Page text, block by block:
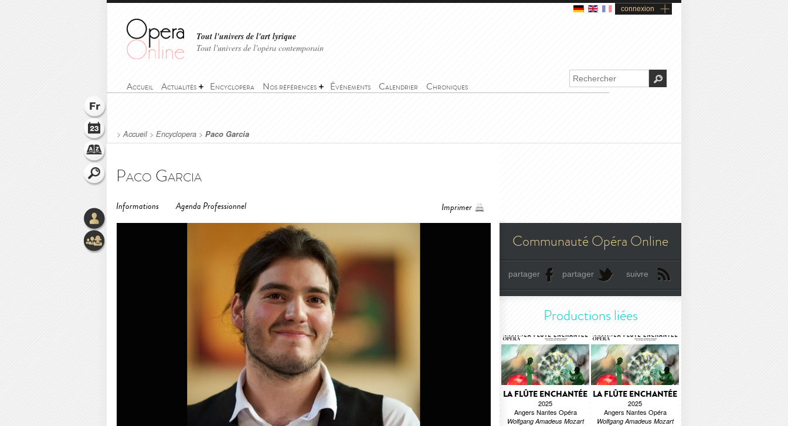
connexion
Tout l'univers de l'art lyrique
Tout l'univers de l'opéra contemporain
Accueil Actualités Encyclopera Nos références Événements Calendrier Chroniques
>Accueil> Encyclopera > Paco Garcia
Paco Garcia
Informations Agenda Professionnel Imprimer
Communauté Opéra Online
partager partager suivre
Productions liées
LA FLÛTE ENCHANTÉE
2025
Angers Nantes Opéra
Wolfgang Amadeus Mozart
LA FLÛTE ENCHANTÉE
2025
Angers Nantes Opéra
Wolfgang Amadeus Mozart